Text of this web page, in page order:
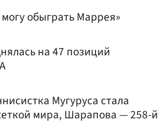
обыграть Маррея»
на 47 позиций
Мугуруса стала
мира, Шарапова — 258-й